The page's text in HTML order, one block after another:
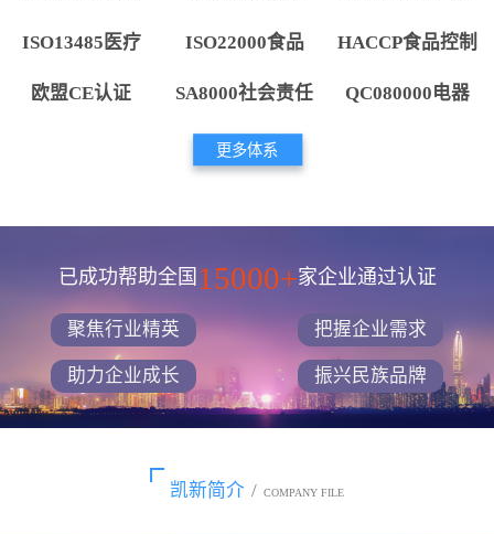
ISO13485医疗 ISO22000食品 HACCP食品控制
欧盟CE认证 SA8000社会责任 QC080000电器
更多体系
已成功帮助全国 15000+家企业通过认证
聚焦行业精英 把握企业需求
助力企业成长 振兴民族品牌
凯新简介 / COMPANY FILE